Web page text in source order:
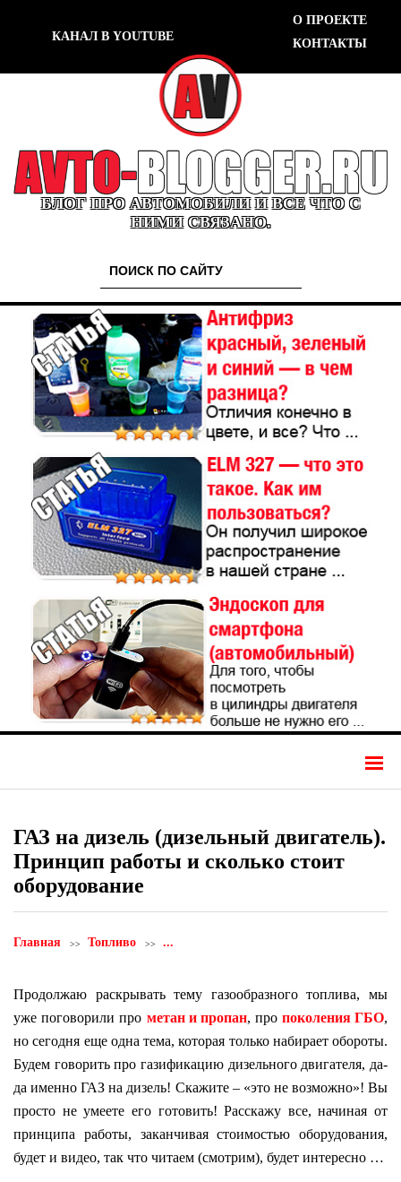
КАНАЛ В YOUTUBE
О ПРОЕКТЕ
КОНТАКТЫ
БЛОГ ПРО АВТОМОБИЛИ И ВСЕ ЧТО С
НИМИ СВЯЗАНО.
ГАЗ на дизель (дизельный двигатель).
Принцип работы и сколько стоит
оборудование
Главная Топливо ...
Продолжаю раскрывать тему газообразного топлива, мы
уже поговорили про метан и пропан, пропоколения ГБО,
но сегодня еще одна тема, которая только набирает обороты.
Будем говорить про газификацию дизельного двигателя, да-
да именно ГАЗ на дизель! Скажите – «это не возможно»! Вы
просто не умеете его готовить! Расскажу все, начиная от
принципа работы, заканчивая стоимостью оборудования,
будет и видео, так что читаем (смотрим), будет интересно …